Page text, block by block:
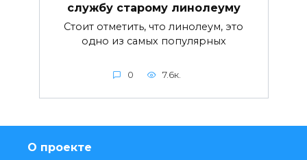
службу старому линолеуму
Стоит отметить, что линолеум, это
одно из самых популярных
0 7.6к.
О проекте